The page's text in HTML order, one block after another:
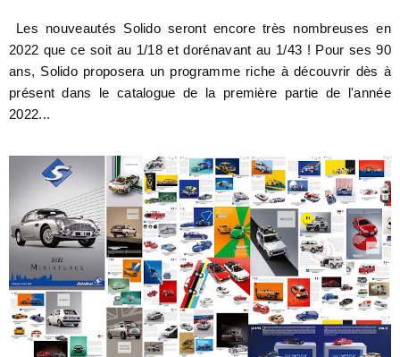
Les nouveautés Solido seront encore très nombreuses en
2022 que ce soit au 1/18 et dorénavant au 1/43 ! Pour ses 90
ans, Solido proposera un programme riche à découvrir dès à
présent dans le catalogue de la première partie de l'année
2022...